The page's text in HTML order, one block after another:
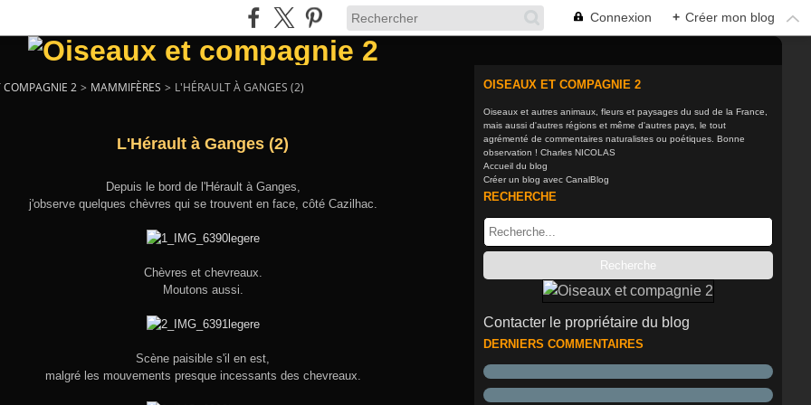
Connexion + Créer mon blog
COMPAGNIE 2 > MAMMIFÈRES > L'HÉRAULT À GANGES (2)
L'Hérault à Ganges (2)
Depuis le bord de l'Hérault à Ganges,
j'observe quelques chèvres qui se trouvent en face, côté Cazilhac.
Chèvres et chevreaux.
Moutons aussi.
Scène paisible s'il en est,
malgré les mouvements presque incessants des chevreaux.
OISEAUX ET COMPAGNIE 2
Oiseaux et autres animaux, fleurs et paysages du sud de la France,
mais aussi d'autres régions et même d'autres pays, le tout
agrémenté de commentaires naturalistes ou poétiques. Bonne
observation ! Charles NICOLAS
Accueil du blog
Créer un blog avec CanalBlog
RECHERCHE
Contacter le propriétaire du blog
DERNIERS COMMENTAIRES